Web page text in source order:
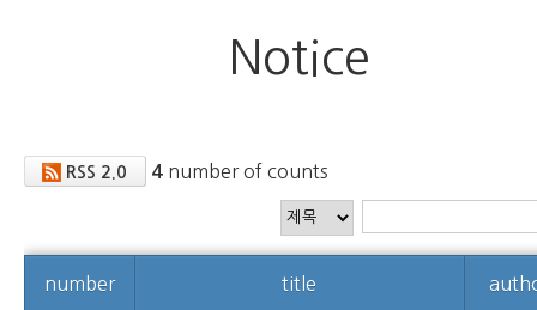
Notice
RSS 2.0 4number of counts
number title